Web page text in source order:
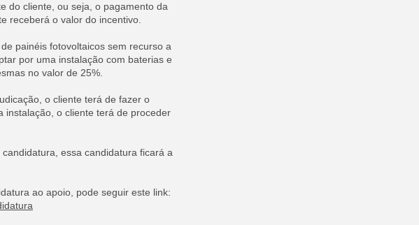
do cliente, ou seja, o pagamento da
receberá o valor do incentivo.
painéis fotovoltaicos sem recurso a
por uma instalação com baterias e
no valor de 25%.
o cliente terá de fazer o
instalação, o cliente terá de proceder
essa candidatura ficará a
ao apoio, pode seguir este link: